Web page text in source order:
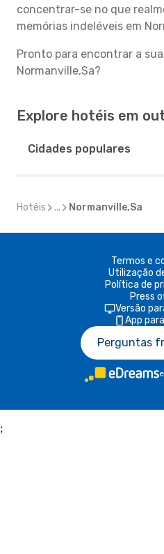
concentrar-se no que
memórias indeléveis em
Pronto para encontrar a
Normanville,Sa?
Explore hotéis em
Cidades populares
Hotéis ... Normanville,Sa
Termos e
Utilização
Política de
Press
Versão
App
Perguntas
;